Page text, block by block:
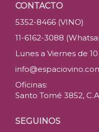
CONTACTO
5352-8466 (VINO)
11-6162-3088
Lunes a Viernes de 10
Oficinas:
Santo Tomé 3852,
SEGUINOS